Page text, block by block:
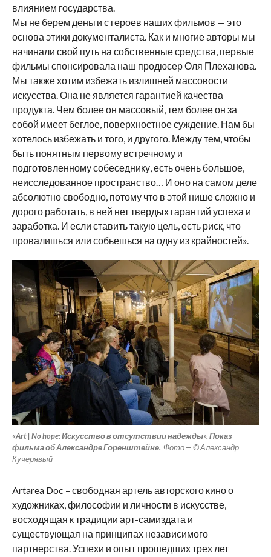
влиянием государства.
Мы не берем деньги с героев наших фильмов — это
основа этики документалиста. Как и многие авторы мы
начинали свой путь на собственные средства, первые
фильмы спонсировала наш продюсер Оля Плеханова.
Мы также хотим избежать излишней массовости
искусства. Она не является гарантией качества
продукта. Чем более он массовый, тем более он за
собой имеет беглое, поверхностное суждение. Нам бы
хотелось избежать и того, и другого. Между тем, чтобы
быть понятным первому встречному и
подготовленному собеседнику, есть очень большое,
неисследованное пространство… И оно на самом деле
абсолютно свободно, потому что в этой нише сложно и
дорого работать, в ней нет твердых гарантий успеха и
заработка. И если ставить такую цель, есть риск, что
провалишься или собьешься на одну из крайностей».
«Art | No hope: Искусство в отсутствии надежды». Показ
фильма об Александре Горенштейне. Фото — © Александр
Кучерявый
Artarea Doc – свободная артель авторского кино о
художниках, философии и личности в искусстве,
восходящая к традиции арт-самиздата и
существующая на принципах независимого
партнерства. Успехи и опыт прошедших трех лет